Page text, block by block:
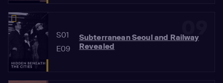
09
S01
E09
Subterranean Seoul and Railway
Revealed